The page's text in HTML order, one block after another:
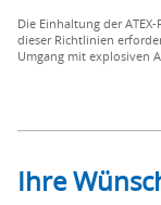
Die Einhaltung der
dieser Richtlinien
Umgang mit explosiven
Ihre